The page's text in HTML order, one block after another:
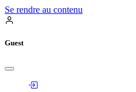
Se rendre au contenu
Guest